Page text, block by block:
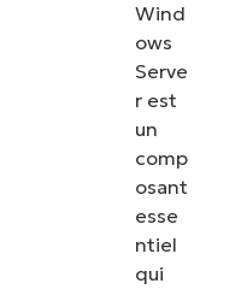
Wind
ows
Serve
r est
un
comp
osant
esse
ntiel
qui